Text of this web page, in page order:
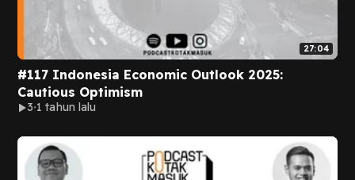
27:04
#117 Indonesia Economic Outlook 2025:
Cautious Optimism
3 1 tahun lalu